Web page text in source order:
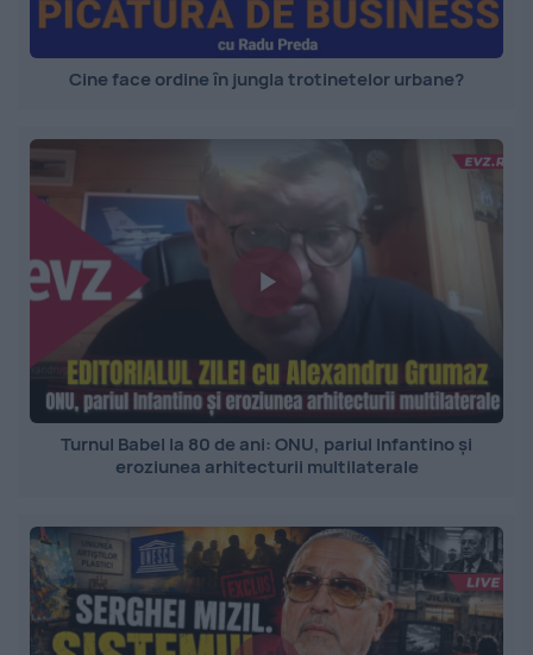
Cine face ordine în jungla trotinetelor urbane?
Turnul Babel la 80 de ani: ONU, pariul Infantino și
eroziunea arhitecturii multilaterale